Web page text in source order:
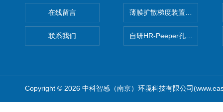
在线留言
联系我们
薄膜扩散梯度装置 Agl DGT
自研HR-Peeper孔隙水采样器
Copyright © 2026 中科智感（南京）环境科技有限公司